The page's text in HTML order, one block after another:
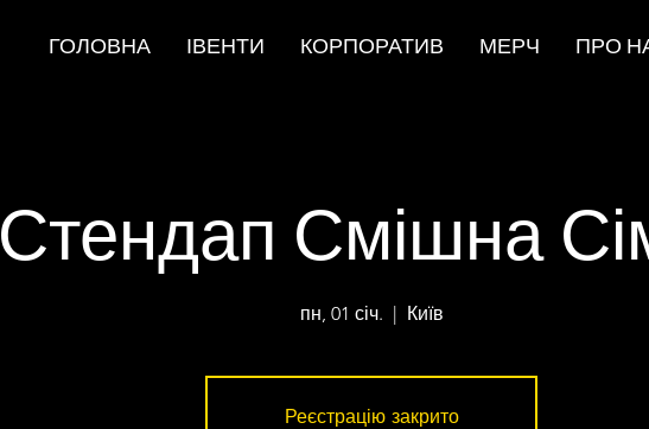
ГОЛОВНА ІВЕНТИ КОРПОРАТИВ МЕРЧ ПРО
Стендап Смішна
пн, 01 січ.
  |
Київ
Реєстрацію закрито